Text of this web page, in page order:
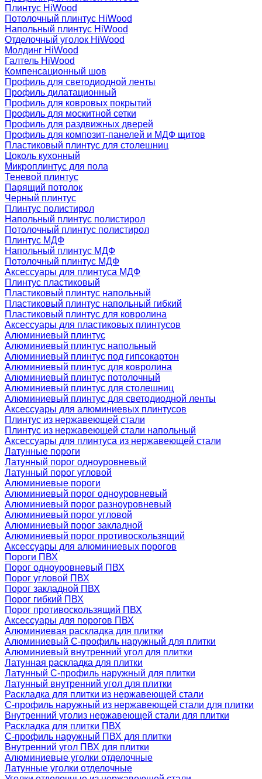
Плинтус HiWood
Потолочный плинтус HiWood
Напольный плинтус HiWood
Отделочный уголок HiWood
Молдинг HiWood
Галтель HiWood
Компенсационный шов
Профиль для светодиодной ленты
Профиль дилатационный
Профиль для ковровых покрытий
Профиль для москитной сетки
Профиль для раздвижных дверей
Профиль для композит-панелей и МДФ щитов
Пластиковый плинтус для столешниц
Цоколь кухонный
Микроплинтус для пола
Теневой плинтус
Парящий потолок
Черный плинтус
Плинтус полистирол
Напольный плинтус полистирол
Потолочный плинтус полистирол
Плинтус МДФ
Напольный плинтус МДФ
Потолочный плинтус МДФ
Аксессуары для плинтуса МДФ
Плинтус пластиковый
Пластиковый плинтус напольный
Пластиковый плинтус напольный гибкий
Пластиковый плинтус для ковролина
Аксессуары для пластиковых плинтусов
Алюминиевый плинтус
Алюминиевый плинтус напольный
Алюминиевый плинтус под гипсокартон
Алюминиевый плинтус для ковролина
Алюминиевый плинтус потолочный
Алюминиевый плинтус для столешниц
Алюминиевый плинтус для светодиодной ленты
Аксессуары для алюминиевых плинтусов
Плинтус из нержавеющей стали
Плинтус из нержавеющей стали напольный
Аксессуары для плинтуса из нержавеющей стали
Латунные пороги
Латунный порог одноуровневый
Латунный порог угловой
Алюминиевые пороги
Алюминиевый порог одноуровневый
Алюминиевый порог разноуровневый
Алюминиевый порог угловой
Алюминиевый порог закладной
Алюминиевый порог противоскользящий
Аксессуары для алюминиевых порогов
Пороги ПВХ
Порог одноуровневый ПВХ
Порог угловой ПВХ
Порог закладной ПВХ
Порог гибкий ПВХ
Порог противоскользящий ПВХ
Аксессуары для порогов ПВХ
Алюминиевая раскладка для плитки
Алюминиевый С-профиль наружный для плитки
Алюминиевый внутренний угол для плитки
Латунная раскладка для плитки
Латунный С-профиль наружный для плитки
Латунный внутренний угол для плитки
Раскладка для плитки из нержавеющей стали
С-профиль наружный из нержавеющей стали для плитки
Внутренний уголиз нержавеющей стали для плитки
Раскладка для плитки ПВХ
С-профиль наружный ПВХ для плитки
Внутренний угол ПВХ для плитки
Алюминиевые уголки отделочные
Латунные уголки отделочные